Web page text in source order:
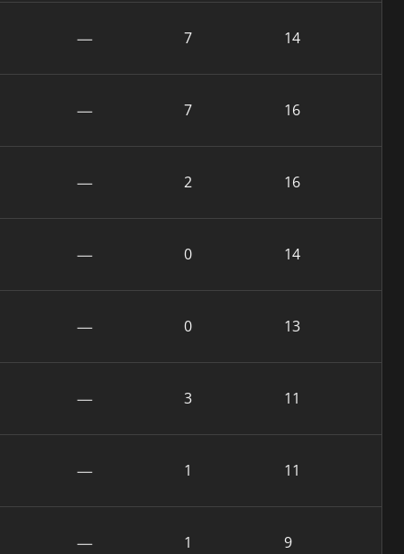
— 7 14
— 7 16
— 2 16
— 0 14
— 0 13
— 3 11
— 1 11
— 1 9